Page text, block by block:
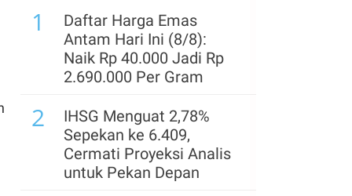
1
Daftar Harga Emas
Antam Hari Ini (8/8):
Naik Rp 40.000 Jadi Rp
2.690.000 Per Gram
2
IHSG Menguat 2,78%
Sepekan ke 6.409,
Cermati Proyeksi Analis
untuk Pekan Depan